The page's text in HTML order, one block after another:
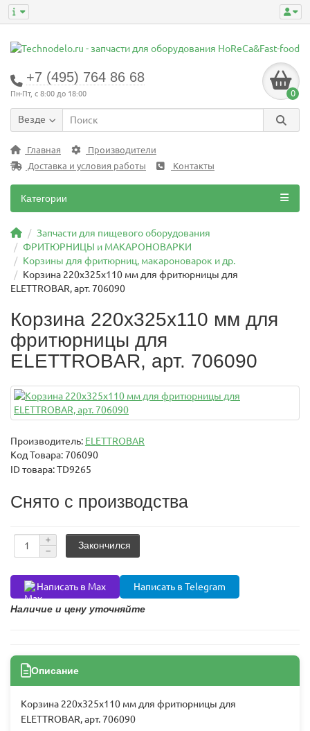
+7 (495) 764 86 68
Пн-Пт, с 8:00 до 18:00 0
Везде
Главная
Производители
Доставка и условия работы
Контакты
Категории
Запчасти для пищевого оборудования
ФРИТЮРНИЦЫ и МАКАРОНОВАРКИ
Корзины для фритюрниц, макароноварок и др.
Корзина 220x325x110 мм для фритюрницы для
ELETTROBAR, арт. 706090
Корзина 220x325x110 мм для
фритюрницы для
ELETTROBAR, арт. 706090
Производитель: ELETTROBAR
Код Товара:706090
ID товара: TD9265
Снято с производства
Закончился
Написать в Max
Написать в Telegram
Наличие и цену уточняйте
Описание
Корзина 220x325x110 мм для фритюрницы для
ELETTROBAR, арт. 706090